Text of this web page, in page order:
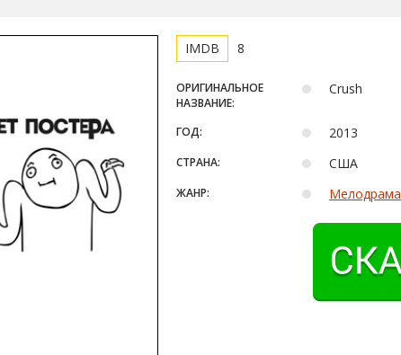
8
ОРИГИНАЛЬНОЕ
НАЗВАНИЕ:
Crush
ГОД: 2013
СТРАНА: США
ЖАНР: Мелодрама